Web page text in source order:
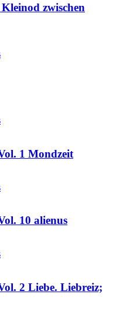
zwischen
1 Mondzeit
10 alienus
2 Liebe. Liebreiz;